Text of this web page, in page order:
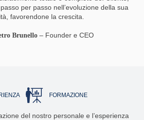
per passo nell’evoluzione della sua
favorendone la crescita.
Brunello – Founder e CEO
FORMAZIONE
del nostro personale e l’esperienza